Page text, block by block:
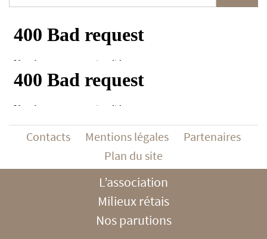
Contacts Mentions légales
Partenaires
Plan du site
L’association
Milieux rétais
Nos parutions